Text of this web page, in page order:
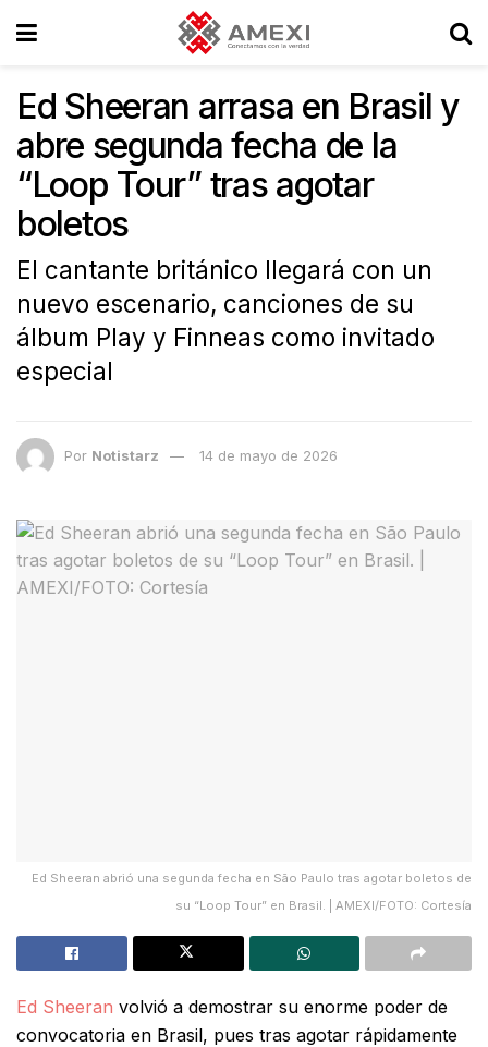
Ed Sheeran arrasa en Brasil y
abre segunda fecha de la
“Loop Tour” tras agotar
boletos
El cantante británico llegará con un
nuevo escenario, canciones de su
álbum Play y Finneas como invitado
especial
Por Notistarz 14 de mayo de 2026
Ed Sheeran abrió una segunda fecha en São Paulo tras agotar boletos de
su “Loop Tour” en Brasil. | AMEXI/FOTO: Cortesía
Ed Sheeran volvió a demostrar su enorme poder de
convocatoria en Brasil, pues tras agotar rápidamente